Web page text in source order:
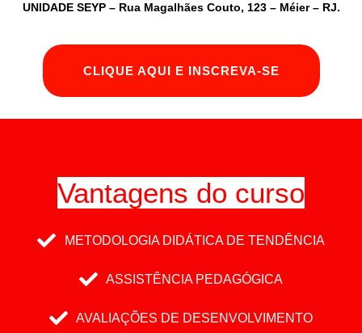
UNIDADE SEYP – Rua Magalhães Couto, 123 – Méier – RJ.
CLIQUE AQUI E INSCREVA-SE
Vantagens do curso
METODOLOGIA DIDÁTICA DE TENDÊNCIA
ASSISTÊNCIA PEDAGÓGICA
AVALIAÇÕES DE DESENVOLVIMENTO